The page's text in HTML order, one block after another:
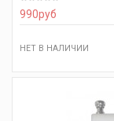
990руб
НЕТ В НАЛИЧИИ